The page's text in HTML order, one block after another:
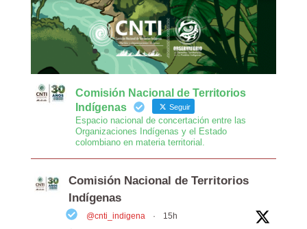
Comisión Nacional de Territorios
Indígenas
Seguir
Espacio nacional de concertación entre las
Organizaciones Indígenas y el Estado
colombiano en materia territorial.
Comisión Nacional de Territorios
Indígenas
@cnti_indigena · 15h